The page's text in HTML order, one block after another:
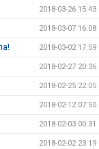
2018-03-26 15:43
2018-03-07 16:08
2018-03-02 17:59
2018-02-27 20:36
2018-02-25 22:05
2018-02-12 07:50
2018-02-03 00:31
2018-02-02 23:19